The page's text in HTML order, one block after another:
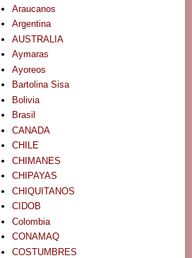
Araucanos
Argentina
AUSTRALIA
Aymaras
Ayoreos
Bartolina Sisa
Bolivia
Brasil
CANADA
CHILE
CHIMANES
CHIPAYAS
CHIQUITANOS
CIDOB
Colombia
CONAMAQ
COSTUMBRES